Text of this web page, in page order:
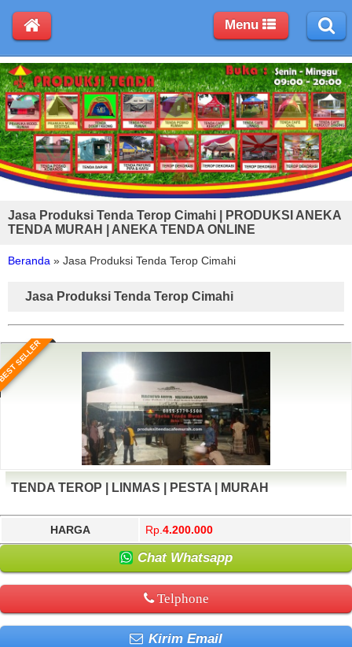
Jasa Produksi Tenda Terop Cimahi | PRODUKSI ANEKA
TENDA MURAH | ANEKA TENDA ONLINE
Beranda » Jasa Produksi Tenda Terop Cimahi
Jasa Produksi Tenda Terop Cimahi
SELLER
TENDA TEROP | LINMAS | PESTA | MURAH
HARGA Rp. 4.200.000
Chat Whatsapp
Telphone
Kirim Email
Menu